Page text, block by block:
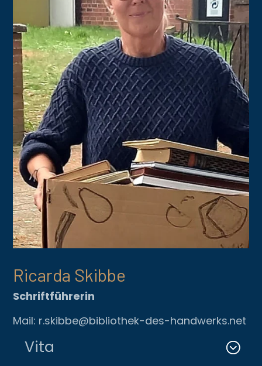
Ricarda Skibbe
Schriftführerin
Mail: r.skibbe@bibliothek-des-handwerks.net
Vita